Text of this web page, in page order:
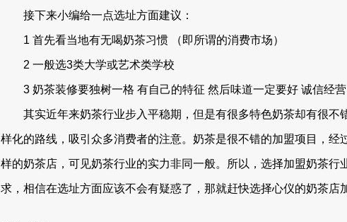
接下来小编给一点选址方面建议：
1 首先看当地有无喝奶茶习惯 （即所谓的消费市场）
2 一般选3类大学或艺术类学校
3 奶茶装修要独树一格 有自己的特征 然后味道一定要好 诚信经营
其实近年来奶茶行业步入平稳期，但是有很多特色奶茶却有很
样化的路线，吸引众多消费者的注意。奶茶是很不错的加盟项目，
样的奶茶店，可见奶茶行业的实力非同一般。所以，选择加盟奶茶
求，相信在选址方面应该不会有疑惑了，那就赶快选择心仪的奶茶店